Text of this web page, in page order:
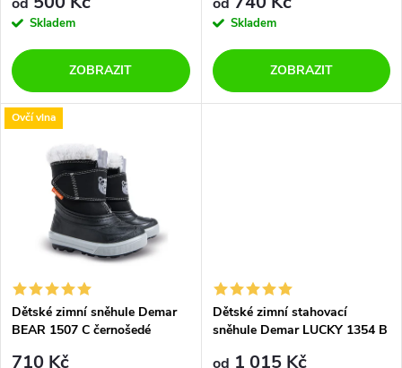
r
o
d
ů
r
o
d
ů
od
Skladem
ZOBRAZIT
od
Skladem
ZOBRAZIT
Ovčí vlna
Dětské zimní sněhule Demar
BEAR 1507 C černošedé
710 Kč
Dětské zimní stahovací
sněhule Demar LUCKY 1354 B
od 1 015 Kč